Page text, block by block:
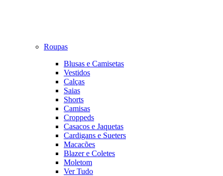
Roupas
Blusas e Camisetas
Vestidos
Calças
Saias
Shorts
Camisas
Croppeds
Casacos e Jaquetas
Cardigans e Sueters
Macacões
Blazer e Coletes
Moletom
Ver Tudo